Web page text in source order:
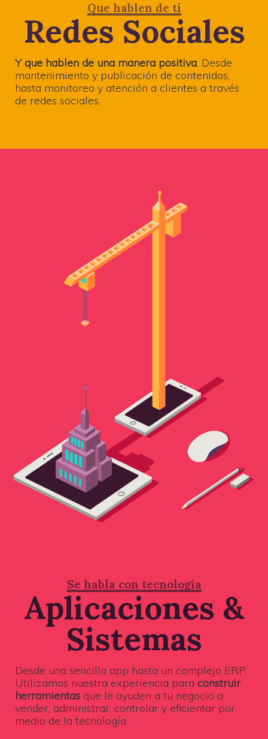
Que hablen de ti
Redes Sociales
Y que hablen de una manera positiva. Desde
mantenimiento y publicación de contenidos,
hasta monitoreo y atención a clientes a través
de redes sociales.
Se habla con tecnología
Aplicaciones &
Sistemas
Desde una sencilla app hasta un complejo ERP.
Utilizamos nuestra experiencia para construir
herramientas que le ayuden a tu negocio a
vender, administrar, controlar y eficientar por
medio de la tecnología.